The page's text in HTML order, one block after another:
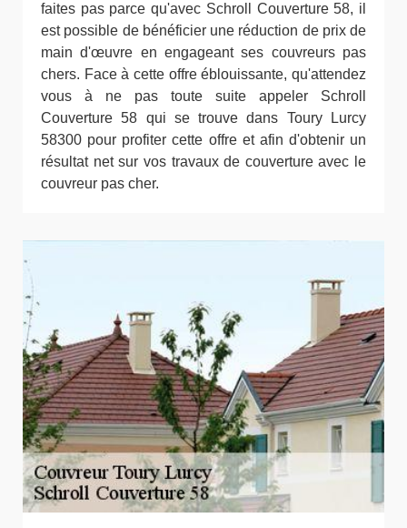
faites pas parce qu'avec Schroll Couverture 58, il
est possible de bénéficier une réduction de prix de
main d'œuvre en engageant ses couvreurs pas
chers. Face à cette offre éblouissante, qu'attendez
vous à ne pas toute suite appeler Schroll
Couverture 58 qui se trouve dans Toury Lurcy
58300 pour profiter cette offre et afin d'obtenir un
résultat net sur vos travaux de couverture avec le
couvreur pas cher.